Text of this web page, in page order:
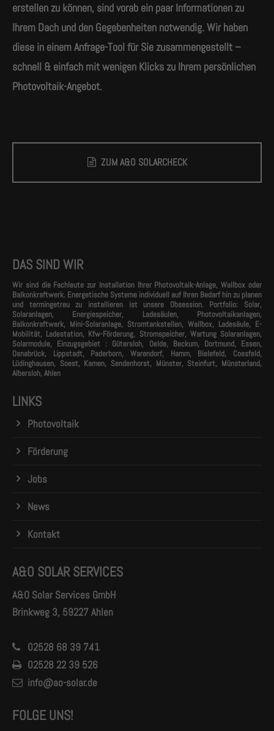
erstellen zu können, sind vorab ein paar Informationen zu
Ihrem Dach und den Gegebenheiten notwendig. Wir haben
diese in einem Anfrage-Tool für Sie zusammengestellt –
schnell & einfach mit wenigen Klicks zu Ihrem persönlichen
Photovoltaik-Angebot.
ZUM A&O SOLARCHECK
DAS SIND WIR
Wir sind die Fachleute zur Installation Ihrer Photovoltaik-Anlage, Wallbox oder
Balkonkraftwerk. Energetische Systeme individuell auf Ihren Bedarf hin zu planen
und termingetreu zu installieren ist unsere Obsession. Portfolio: Solar,
Solaranlagen, Energiespeicher, Ladesäulen, Photovoltaikanlagen,
Balkonkraftwerk, Mini-Solaranlage, Stromtankstellen, Wallbox, Ladesäule, E-
Mobilität, Ladestation, Kfw-Förderung, Stromspeicher, Wartung Solaranlagen,
Solarmodule, Einzugsgebiet : Gütersloh, Oelde, Beckum, Dortmund, Essen,
Osnabrück, Lippstadt, Paderborn, Warendorf, Hamm, Bielefeld, Coesfeld,
Lüdinghausen, Soest, Kamen, Sendenhorst, Münster, Steinfurt, Münsterland,
Albersloh, Ahlen
LINKS
Photovoltaik
Förderung
Jobs
News
Kontakt
A&O SOLAR SERVICES
A&O Solar Services GmbH
Brinkweg 3, 59227 Ahlen
02528 68 39 741
02528 22 39 526
info@ao-solar.de
FOLGE UNS!